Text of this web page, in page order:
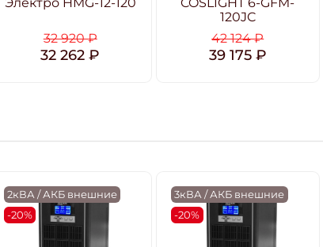
32 920 ₽
32 262 ₽
120JC
42 124 ₽
39 175 ₽
2кВА / АКБ внешние
-20%
3кВА / АКБ внешние
-20%